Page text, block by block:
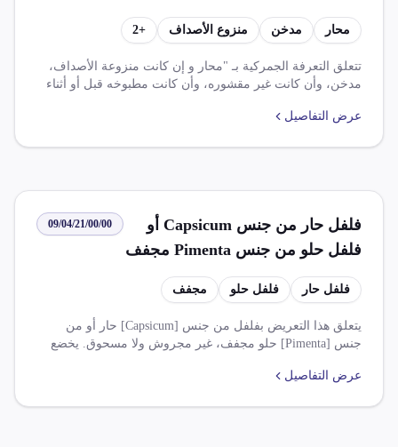
محار مدخن منزوع الأصداف +
2
تتعلق التعرفة الجمركية بـ "محار و إن كانت منزوعة الأصداف،
مدخن، وأن كانت غير مقشوره، وأن كانت مطبوخه قبل أو أثناء
للمنتجات الزراعية ذات المنشأ المصري والمملكة المتحدة.
عرض التفاصيل
فلفل حار من جنس Capsicum أو
فلفل حلو من جنس Pimenta مجفف
غير مجروش ولا مسحوق
09/04/21/00/00
فلفل حار فلفل حلو مجفف
يتعلق هذا التعريض بفلفل من جنس [Capsicum] حار أو من
جنس [Pimenta] حلو مجفف، غير مجروش ولا مسحوق. يخضع
تعفي بعض الحالات من الرسوم الجمركية.
عرض التفاصيل